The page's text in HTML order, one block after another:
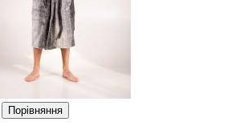
Порівняння